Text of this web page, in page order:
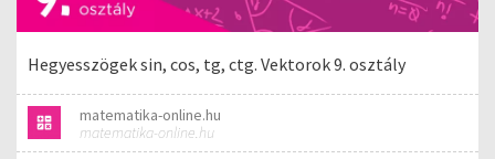
Hegyesszögek sin, cos, tg, ctg. Vektorok 9. osztály
matematika-online.hu
matematika-online.hu